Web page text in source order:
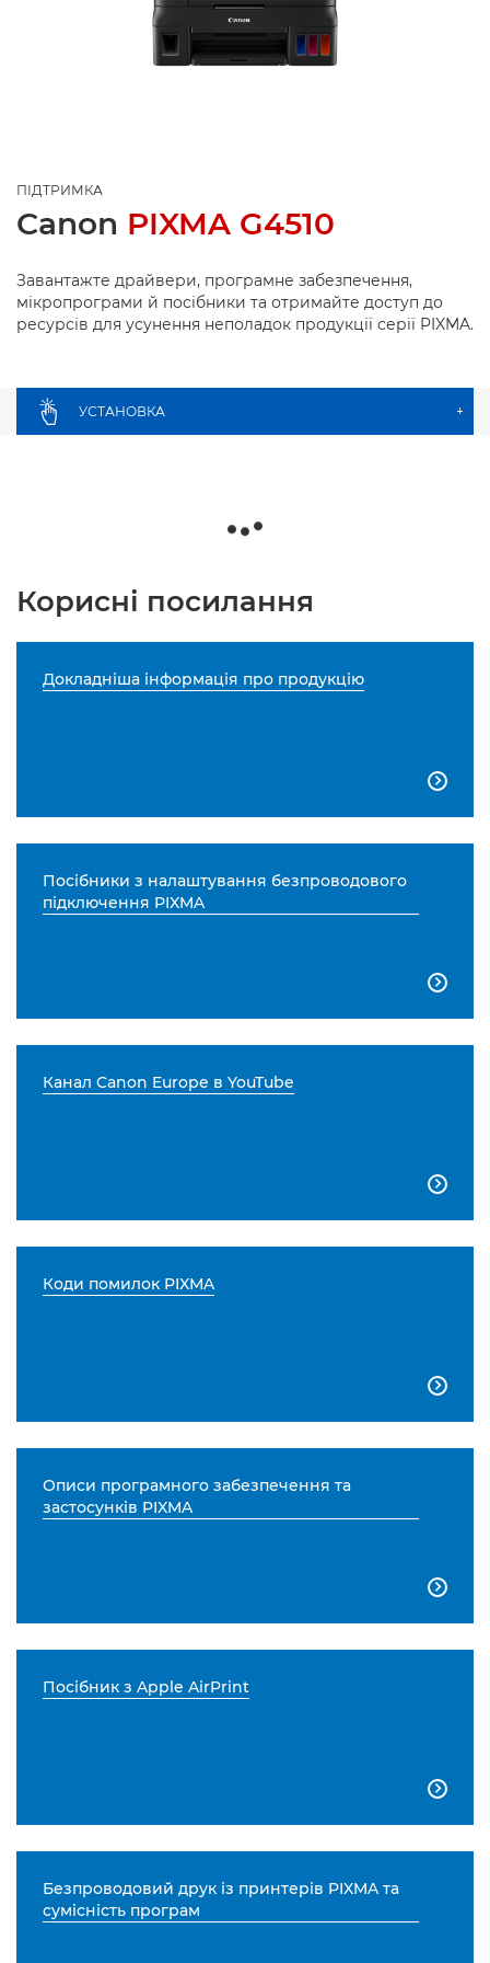
ПІДТРИМКА
Canon PIXMA G4510
Завантажте драйвери, програмне забезпечення,
мікропрограми й посібники та отримайте доступ до
ресурсів для усунення неполадок продукції серії PIXMA.
УСТАНОВКА +
Корисні посилання
Докладніша інформація про продукцію

Посібники з налаштування безпроводового
підключення PIXMA

Канал Canon Europe в YouTube

Коди помилок PIXMA

Описи програмного забезпечення та
застосунків PIXMA

Посібник з Apple AirPrint

Безпроводовий друк із принтерів PIXMA та
сумісність програм